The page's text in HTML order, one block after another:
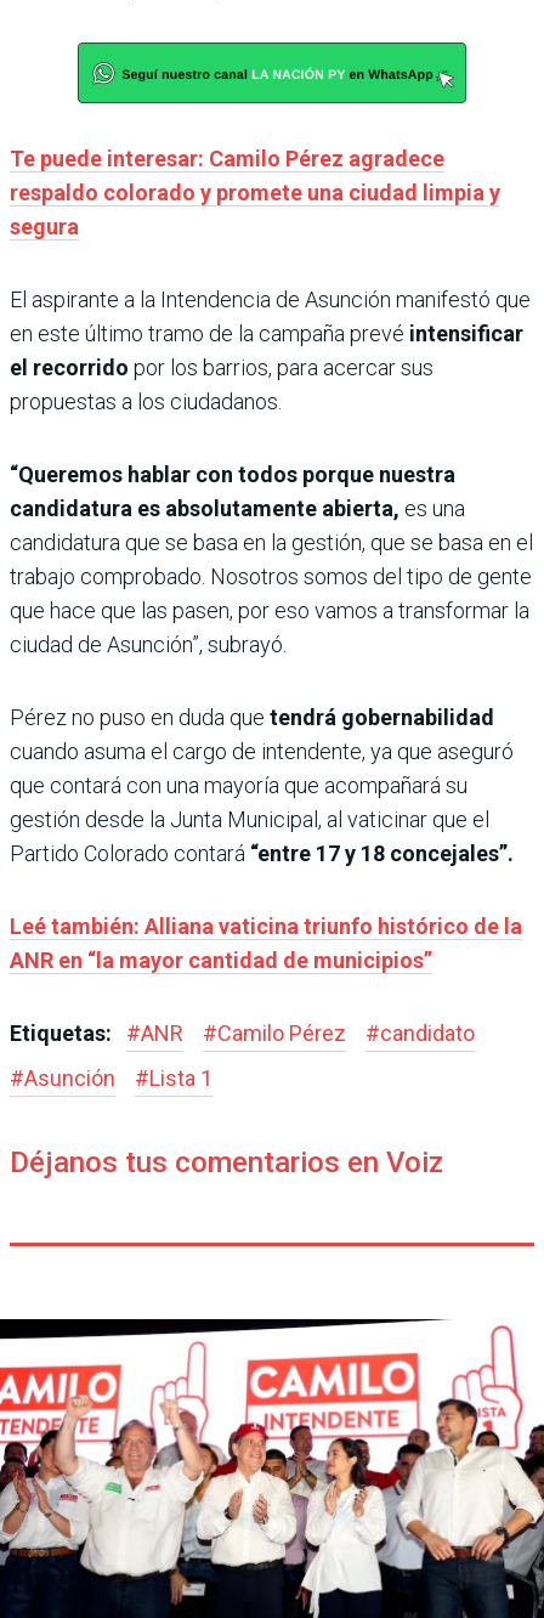
Te puede interesar: Camilo Pérez agradece
respaldo colorado y promete una ciudad limpia y
segura
El aspirante a la Intendencia de Asunción manifestó que
en este último tramo de la campaña prevé intensificar
el recorrido por los barrios, para acercar sus
propuestas a los ciudadanos.
“Queremos hablar con todos porque nuestra
candidatura es absolutamente abierta, es una
candidatura que se basa en la gestión, que se basa en el
trabajo comprobado. Nosotros somos del tipo de gente
que hace que las pasen, por eso vamos a transformar la
ciudad de Asunción”, subrayó.
Pérez no puso en duda que tendrá gobernabilidad
cuando asuma el cargo de intendente, ya que aseguró
que contará con una mayoría que acompañará su
gestión desde la Junta Municipal, al vaticinar que el
Partido Colorado contará “entre 17 y 18 concejales”.
Leé también: Alliana vaticina triunfo histórico de la
ANR en “la mayor cantidad de municipios”
Etiquetas: #ANR #Camilo Pérez #candidato
#Asunción #Lista 1
Déjanos tus comentarios en Voiz